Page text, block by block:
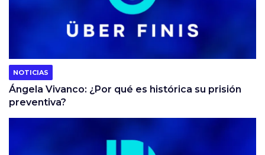
NOTICIAS
Ángela Vivanco: ¿Por qué es histórica su prisión
preventiva?